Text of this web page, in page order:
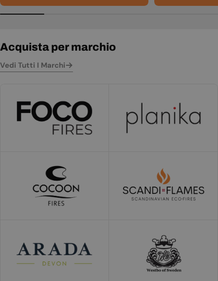
Acquista per marchio
Vedi Tutti I Marchi